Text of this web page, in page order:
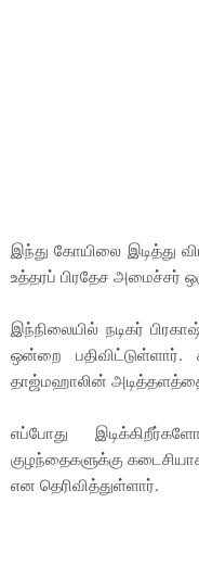
இந்து கோயிலை இடித்து
உத்தரப் பிரதேச அமைச்சர்
இந்நிலையில் நடிகர்
ஒன்றை பதிவிட்டுள்ளார்.
தாஜ்மஹாலின்
எப்போது
குழந்தைகளுக்கு
என தெரிவித்துள்ளார்.